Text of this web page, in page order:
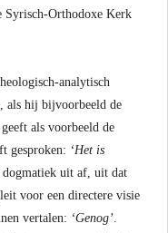
Syrisch-Orthodoxe Kerk
analytisch
als hij bijvoorbeeld de
als voorbeeld de
gesproken: ‘Het is
dogmatiek uit af, uit dat
voor een directere visie
vertalen: ‘Genog’.